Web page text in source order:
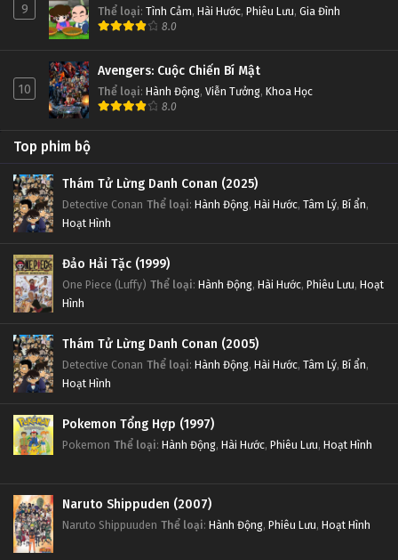
9 Thể loại: Tình Cảm, Hài Hước, Phiêu Lưu, Gia Đình
8.0
10
Avengers: Cuộc Chiến Bí Mật
Thể loại: Hành Động, Viễn Tưởng, Khoa Học
8.0
Top phim bộ
Thám Tử Lừng Danh Conan (2025)
Detective Conan Thể loại: Hành Động, Hài Hước, Tâm Lý, Bí ẩn,
Hoạt Hình
Đảo Hải Tặc (1999)
One Piece (Luffy) Thể loại: Hành Động, Hài Hước, Phiêu Lưu, Hoạt
Hình
Thám Tử Lừng Danh Conan (2005)
Detective Conan Thể loại: Hành Động, Hài Hước, Tâm Lý, Bí ẩn,
Hoạt Hình
Pokemon Tổng Hợp (1997)
Pokemon Thể loại: Hành Động, Hài Hước, Phiêu Lưu, Hoạt Hình
Naruto Shippuden (2007)
Naruto Shippuuden Thể loại: Hành Động, Phiêu Lưu, Hoạt Hình